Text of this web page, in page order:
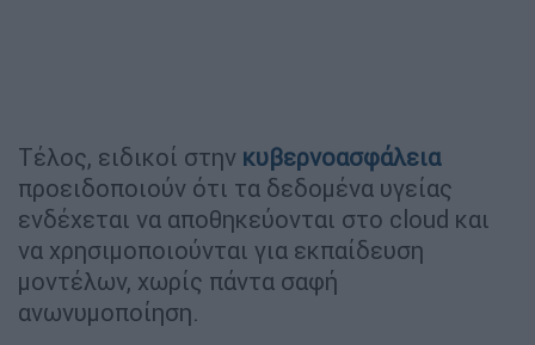
Τέλος, ειδικοί στην κυβερνοασφάλεια
προειδοποιούν ότι τα δεδομένα υγείας
ενδέχεται να αποθηκεύονται στο cloud και
να χρησιμοποιούνται για εκπαίδευση
μοντέλων, χωρίς πάντα σαφή
ανωνυμοποίηση.